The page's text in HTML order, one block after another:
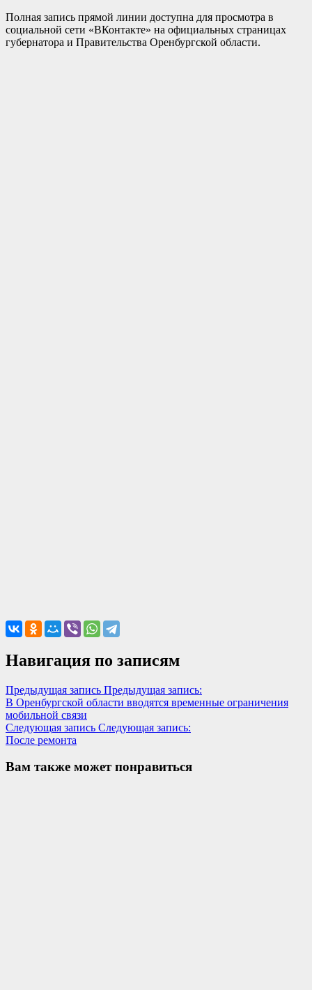
Полная запись прямой линии доступна для просмотра в
социальной сети «ВКонтакте» на официальных страницах
губернатора и Правительства Оренбургской области.
Навигация по записям
Предыдущая запись Предыдущая запись:
В Оренбургской области вводятся временные ограничения
мобильной связи
Следующая запись Следующая запись:
После ремонта
Вам также может понравиться